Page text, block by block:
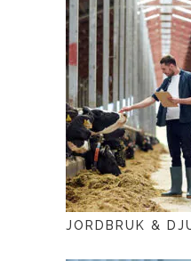
JORDBRUK &